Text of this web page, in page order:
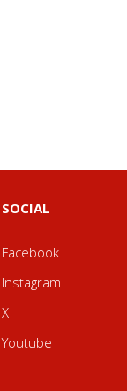
SOCIAL
Facebook
Instagram
X
Youtube